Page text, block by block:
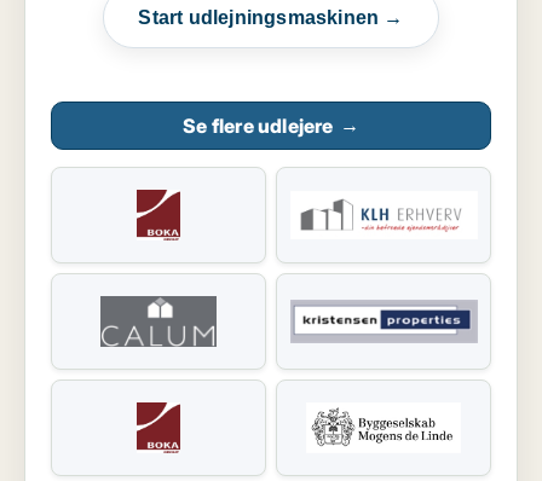
Start udlejningsmaskinen →
Se flere udlejere →